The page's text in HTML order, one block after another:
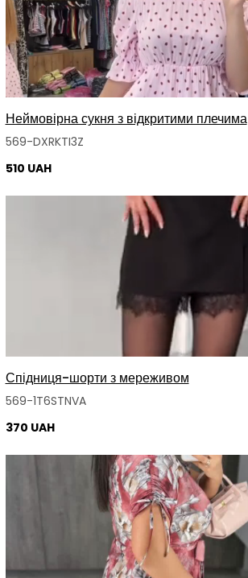
Неймовірна сукня з відкритими плечима
569-DXRKTI3Z
510 UAH
Спідниця-шорти з мереживом
569-1T6STNVA
370 UAH